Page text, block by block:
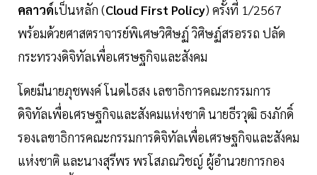
คลาวด์เป็นหลัก (Cloud First Policy) ครั้งที่ 1/2567
พร้อมด้วยศาสตราจารย์พิเศษวิศิษฏ์ วิศิษฏ์สรอรรถ ปลัด
กระทรวงดิจิทัลเพื่อเศรษฐกิจและสังคม
โดยมีนายภุชพงค์ โนดไธสง เลขาธิการคณะกรรมการ
ดิจิทัลเพื่อเศรษฐกิจและสังคมแห่งชาติ นายธีรวุฒิ ธงภักดิ์
รองเลขาธิการคณะกรรมการดิจิทัลเพื่อเศรษฐกิจและสังคม
แห่งชาติ และนางสุรีพร พรโสภณวิชญ์ ผู้อำนวยการกอง